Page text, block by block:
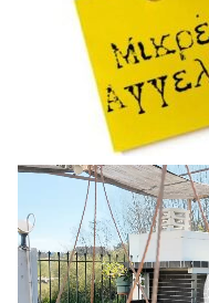
Πρόγραμμα
Αναπαραγωγής
Βίντεο